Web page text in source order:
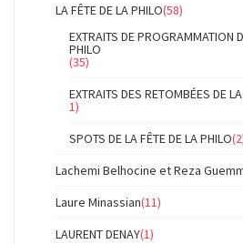
LA FÊTE DE LA PHILO(58)
EXTRAITS DE PROGRAMMATION
PHILO
(35)
EXTRAITS DES RETOMBÉES DE
1)
SPOTS DE LA FÊTE DE LA PHILO
Lachemi Belhocine et Reza
Laure Minassian(11)
LAURENT DENAY(1)